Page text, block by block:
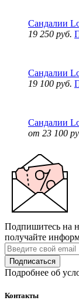
Сандалии
19 250 руб.
Сандалии
19 100 руб.
Сандалии
от 23 100
Подпишитесь на
получайте
Подписаться
Подробнее об
Контакты